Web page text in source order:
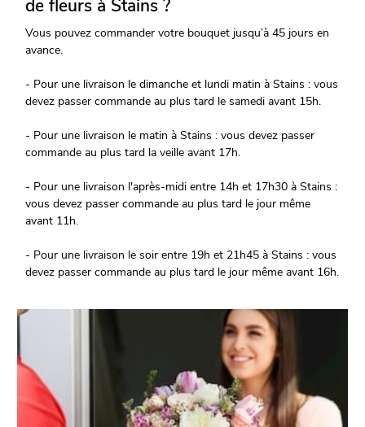
de fleurs à Stains ?
Vous pouvez commander votre bouquet jusqu’à 45 jours en
avance.
- Pour une livraison le dimanche et lundi matin à Stains : vous
devez passer commande au plus tard le samedi avant 15h.
- Pour une livraison le matin à Stains : vous devez passer
commande au plus tard la veille avant 17h.
- Pour une livraison l'après-midi entre 14h et 17h30 à Stains :
vous devez passer commande au plus tard le jour même
avant 11h.
- Pour une livraison le soir entre 19h et 21h45 à Stains : vous
devez passer commande au plus tard le jour même avant 16h.